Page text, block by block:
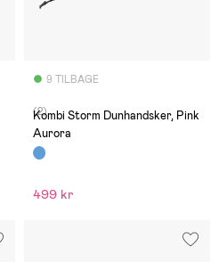
9 TILBAGE
(2)
Kombi Storm Dunhandsker, Pink
Aurora
499 kr